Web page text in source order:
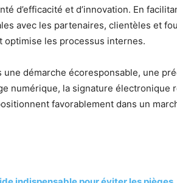
d’efficacité et d’innovation. En
avec les partenaires, clientèles et
les processus internes.
démarche écoresponsable, une
numérique, la signature
favorablement dans un